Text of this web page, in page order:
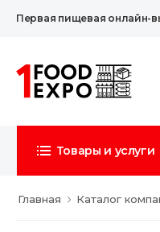
Первая пищевая онлайн-
Товары и услуги
Главная Каталог